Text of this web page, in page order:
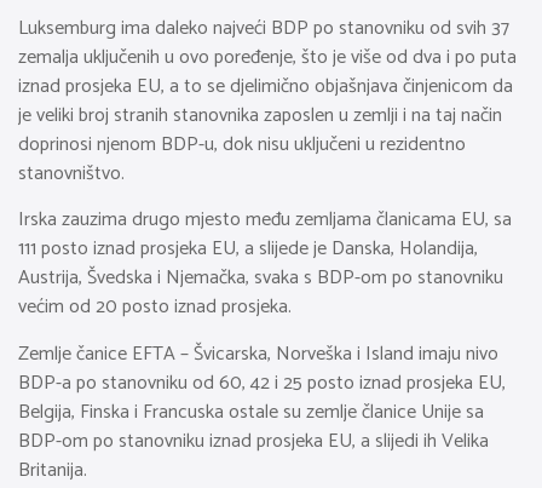
Luksemburg ima daleko najveći BDP po stanovniku od svih 37
zemalja uključenih u ovo poređenje, što je više od dva i po puta
iznad prosjeka EU, a to se djelimično objašnjava činjenicom da
je veliki broj stranih stanovnika zaposlen u zemlji i na taj način
doprinosi njenom BDP-u, dok nisu uključeni u rezidentno
stanovništvo.
Irska zauzima drugo mjesto među zemljama članicama EU, sa
111 posto iznad prosjeka EU, a slijede je Danska, Holandija,
Austrija, Švedska i Njemačka, svaka s BDP-om po stanovniku
većim od 20 posto iznad prosjeka.
Zemlje čanice EFTA – Švicarska, Norveška i Island imaju nivo
BDP-a po stanovniku od 60, 42 i 25 posto iznad prosjeka EU,
Belgija, Finska i Francuska ostale su zemlje članice Unije sa
BDP-om po stanovniku iznad prosjeka EU, a slijedi ih Velika
Britanija.